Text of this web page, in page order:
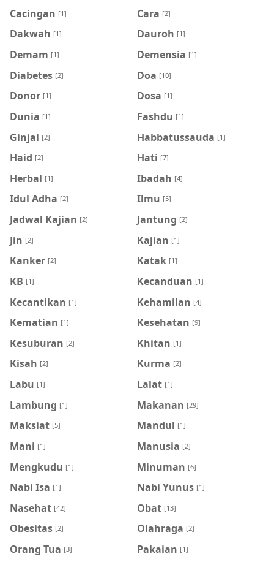
Cacingan [1] Cara [2]
Dakwah [1] Dauroh [1]
Demam [1] Demensia [1]
Diabetes [2] Doa [10]
Donor [1] Dosa [1]
Dunia [1] Fashdu [1]
Ginjal [2] Habbatussauda [1]
Haid [2] Hati [7]
Herbal [1] Ibadah [4]
Idul Adha [2] Ilmu [5]
Jadwal Kajian [2] Jantung [2]
Jin [2] Kajian [1]
Kanker [2] Katak [1]
KB [1] Kecanduan [1]
Kecantikan [1] Kehamilan [4]
Kematian [1] Kesehatan [9]
Kesuburan [2] Khitan [1]
Kisah [2] Kurma [2]
Labu [1] Lalat [1]
Lambung [1] Makanan [29]
Maksiat [5] Mandul [1]
Mani [1] Manusia [2]
Mengkudu [1] Minuman [6]
Nabi Isa [1] Nabi Yunus [1]
Nasehat [42] Obat [13]
Obesitas [2] Olahraga [2]
Orang Tua [3] Pakaian [1]